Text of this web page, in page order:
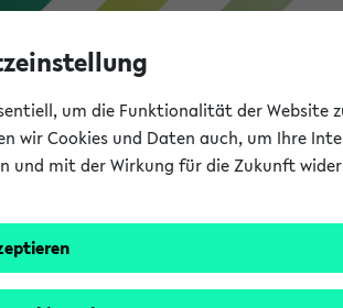
Bielefeld
um die Funktionalität der Website
wir Cookies und Daten auch, um Ihre
und mit der Wirkung für die Zukunft